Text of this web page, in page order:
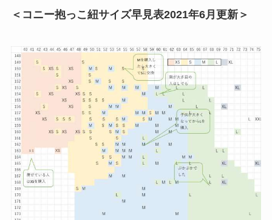
＜コニー抱っこ紐サイズ早見表2021年6月更新＞